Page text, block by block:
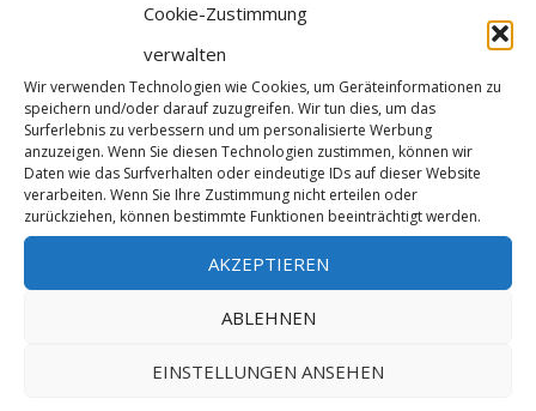
Cookie-Zustimmung
verwalten
Wir verwenden Technologien wie Cookies, um Geräteinformationen zu
speichern und/oder darauf zuzugreifen. Wir tun dies, um das
Surferlebnis zu verbessern und um personalisierte Werbung
anzuzeigen. Wenn Sie diesen Technologien zustimmen, können wir
Daten wie das Surfverhalten oder eindeutige IDs auf dieser Website
verarbeiten. Wenn Sie Ihre Zustimmung nicht erteilen oder
zurückziehen, können bestimmte Funktionen beeinträchtigt werden.
AKZEPTIEREN
ABLEHNEN
EINSTELLUNGEN ANSEHEN
Loïc Zehani meldet die
Erstbegehung von „Iron Man“ (9a)
1. April 2019
Klettern im Steinbruch Holzberg in